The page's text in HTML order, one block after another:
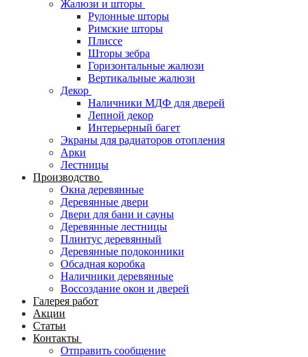
Жалюзи и шторы
Рулонные шторы
Римские шторы
Плиссе
Шторы зебра
Горизонтальные жалюзи
Вертикальные жалюзи
Декор
Наличники МДФ для дверей
Лепной декор
Интерьерный багет
Экраны для радиаторов отопления
Арки
Лестницы
Производство
Окна деревянные
Деревянные двери
Двери для бани и сауны
Деревянные лестницы
Плинтус деревянный
Деревянные подоконники
Обсадная коробка
Наличники деревянные
Воссоздание окон и дверей
Галерея работ
Акции
Статьи
Контакты
Отправить сообщение